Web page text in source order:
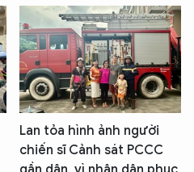
Lan tỏa hình ảnh người
chiến sĩ Cảnh sát PCCC